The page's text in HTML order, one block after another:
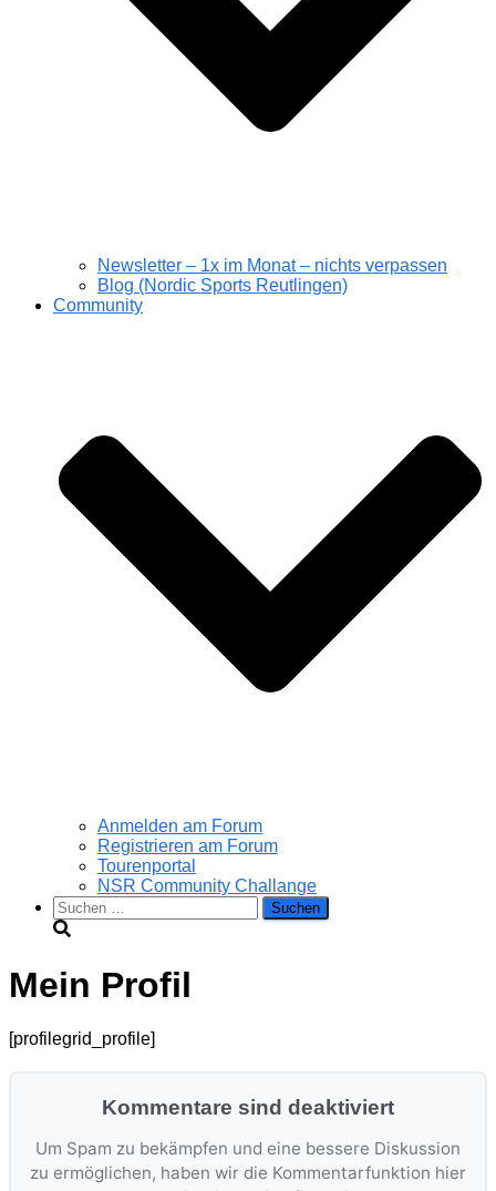
Newsletter – 1x im Monat – nichts verpassen
Blog (Nordic Sports Reutlingen)
Community
Anmelden am Forum
Registrieren am Forum
Tourenportal
NSR Community Challange
Suchen
nach:
Mein Profil
[profilegrid_profile]
Kommentare sind deaktiviert
Um Spam zu bekämpfen und eine bessere Diskussion
zu ermöglichen, haben wir die Kommentarfunktion hier